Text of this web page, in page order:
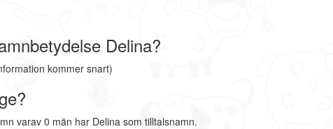
Delina?
kommer snart)
varav 0 män har Delina som tilltalsnamn.